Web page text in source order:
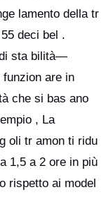
lamento della tr
deci bel .
sta bilità—
are in
che si bas ano
, La
oli tr amon ti ridu
1,5 a 2 ore in più
rispetto ai model